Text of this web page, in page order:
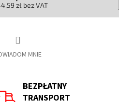
MNIE
zł bez VAT
BEZPŁATNY
TRANSPORT